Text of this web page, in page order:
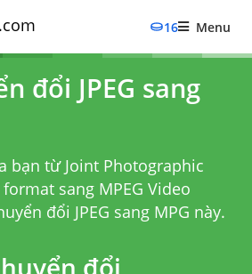
16 Menu
đổi JPEG sang
bạn từ Joint Photographic
format sang MPEG Video
đổi JPEG sang MPG này.
đổi